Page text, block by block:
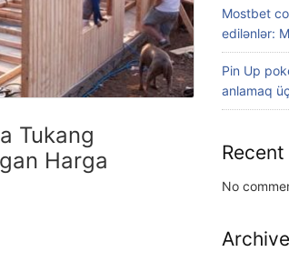
Tukang
Harga
Mostbet
edilənlər:
Pin Up
anlamaq
No